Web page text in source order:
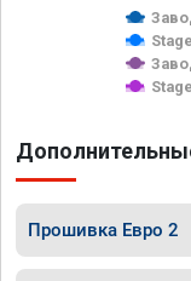
Прошивка Евро 2